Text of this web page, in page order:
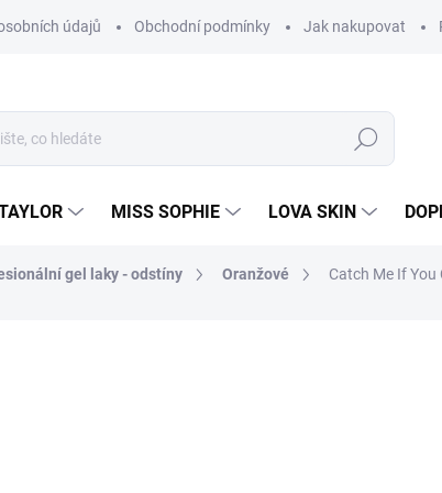
údajů Obchodní podmínky Jak nakupovat
Hledat
MISS SOPHIE LOVA SKIN
gel laky - odstíny Oranžové Catch Me If You